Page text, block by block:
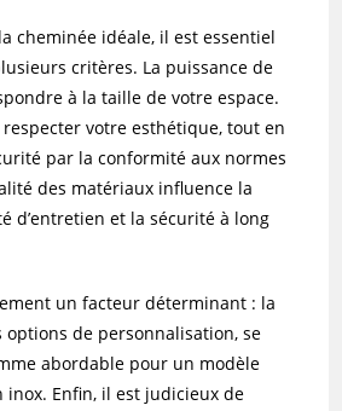
cheminée idéale, il est essentiel
critères. La puissance de
à la taille de votre espace.
votre esthétique, tout en
par la conformité aux normes
des matériaux influence la
d’entretien et la sécurité à long
un facteur déterminant : la
options de personnalisation, se
abordable pour un modèle
inox. Enfin, il est judicieux de